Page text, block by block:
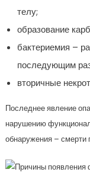
телу;
образование
бактериемия –
последующим
вторичные
Последнее явление
нарушению
обнаружения – смерти